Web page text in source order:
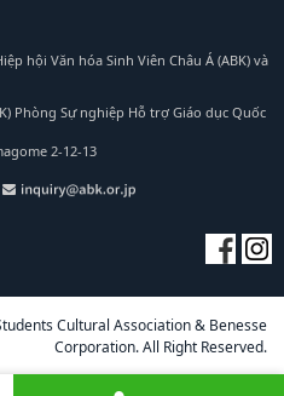
hội Văn hóa Sinh Viên Châu Á (ABK) và
Phòng Sự nghiệp Hỗ trợ Giáo dục Quốc
2-12-13
Cultural Association & Benesse
Corporation. All Right Reserved.